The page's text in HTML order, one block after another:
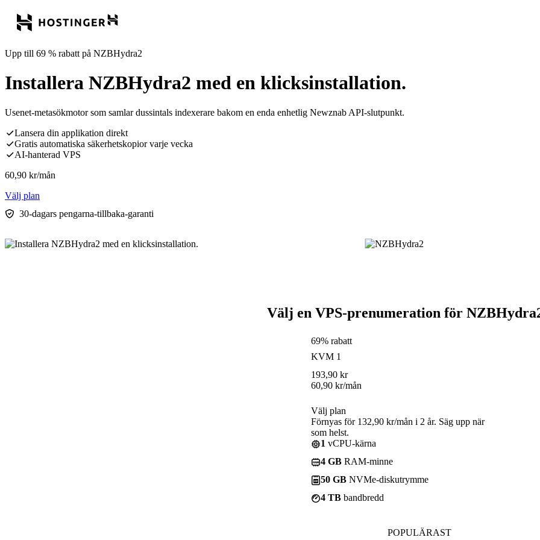
Upp till 69 % rabatt på NZBHydra2
Installera NZBHydra2 med en klicksinstallation.
Usenet-metasökmotor som samlar dussintals indexerare bakom en enda enhetlig Newznab API-slutpunkt.
Lansera din applikation direkt
Gratis automatiska säkerhetskopior varje vecka
AI-hanterad VPS
60,90 kr/mån
Välj plan
30-dagars pengarna-tillbaka-garanti
Välj en VPS-prenumeration för
69% rabatt
KVM 1
193,90 kr
60,90 kr/mån
Välj plan
Förnyas för 132,90 kr/mån i 2 år. Säg upp när
som helst.
1 vCPU-kärna
4 GB RAM-minne
50 GB NVMe-diskutrymme
4 TB bandbredd
POPULÄRAST